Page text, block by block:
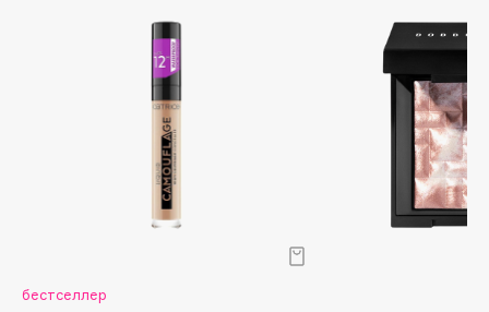
Boadicea The Victorious
BOOMSHOP
бестселлер